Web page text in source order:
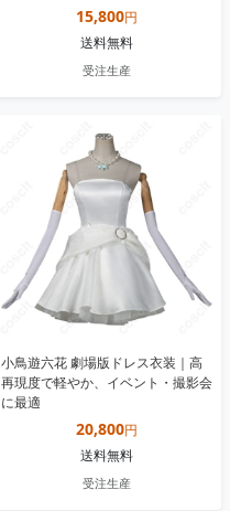
15,800円
送料無料
受注生産
小鳥遊六花 劇場版ドレス衣装｜高
再現度で軽やか、イベント・撮影会
に最適
20,800円
送料無料
受注生産